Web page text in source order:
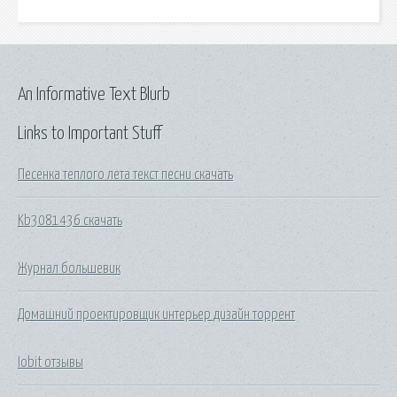
Links to Important Stuff
Песенка теплого лета текст песни скачать
Kb3081436 скачать
Журнал большевик
Домашний проектировщик интерьер дизайн торрент
Iobit отзывы
An Informative Text Blurb